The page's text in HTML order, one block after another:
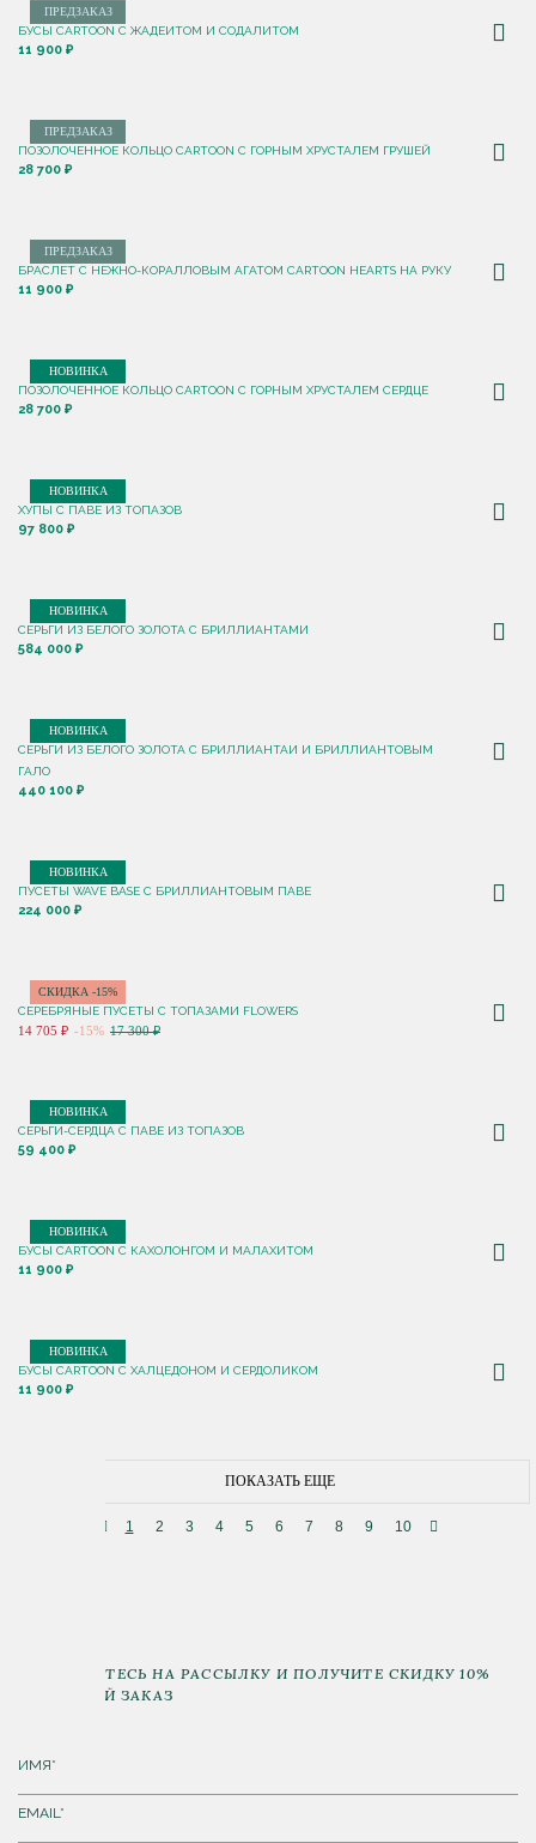
ПРЕДЗАКАЗ
БУСЫ CARTOON С ЖАДЕИТОМ И СОДАЛИТОМ
11 900 ₽
ПРЕДЗАКАЗ
ПОЗОЛОЧЕННОЕ КОЛЬЦО CARTOON C ГОРНЫМ ХРУСТАЛЕМ ГРУШЕЙ
28 700 ₽
ПРЕДЗАКАЗ
БРАСЛЕТ С НЕЖНО-КОРАЛЛОВЫМ АГАТОМ CARTOON HEARTS НА РУКУ
11 900 ₽
НОВИНКА
ПОЗОЛОЧЕННОЕ КОЛЬЦО CARTOON C ГОРНЫМ ХРУСТАЛЕМ СЕРДЦЕ
28 700 ₽
НОВИНКА
ХУПЫ С ПАВЕ ИЗ ТОПАЗОВ
97 800 ₽
НОВИНКА
СЕРЬГИ ИЗ БЕЛОГО ЗОЛОТА С БРИЛЛИАНТАМИ
584 000 ₽
НОВИНКА
СЕРЬГИ ИЗ БЕЛОГО ЗОЛОТА С БРИЛЛИАНТАИ И БРИЛЛИАНТОВЫМ
ГАЛО
440 100 ₽
НОВИНКА
ПУСЕТЫ WAVE BASE С БРИЛЛИАНТОВЫМ ПАВЕ
224 000 ₽
СКИДКА -15%
СЕРЕБРЯНЫЕ ПУСЕТЫ С ТОПАЗАМИ FLOWERS
14 705 ₽ -15% 17 300 ₽
НОВИНКА
СЕРЬГИ-СЕРДЦА С ПАВЕ ИЗ ТОПАЗОВ
59 400 ₽
НОВИНКА
БУСЫ CARTOON С КАХОЛОНГОМ И МАЛАХИТОМ
11 900 ₽
НОВИНКА
БУСЫ CARTOON С ХАЛЦЕДОНОМ И СЕРДОЛИКОМ
11 900 ₽
ПОКАЗАТЬ ЕЩЕ
1 2 3 4 5 6 7 8 9 10
ПОДПИШИТЕСЬ НА РАССЫЛКУ И ПОЛУЧИТЕ СКИДКУ 10%
НА ПЕРВЫЙ ЗАКАЗ